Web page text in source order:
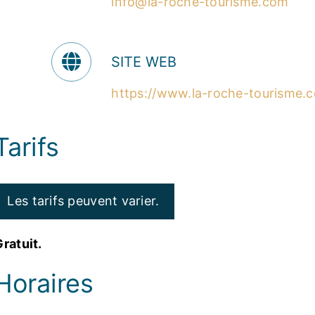
SITE WEB
https://www.la-roche-
Les tarifs peuvent varier.